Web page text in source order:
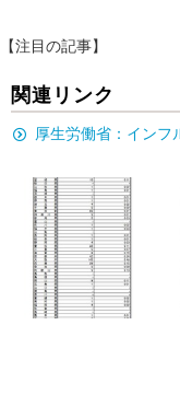
【注目の記事】
関連リンク
厚生労働省：インフ